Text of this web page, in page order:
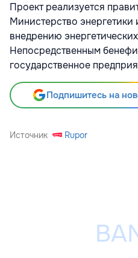
Проект реализуется
Министерство энергетики
внедрению
Непосредственным
государственное
Подпишитесь на
Источник Rupor